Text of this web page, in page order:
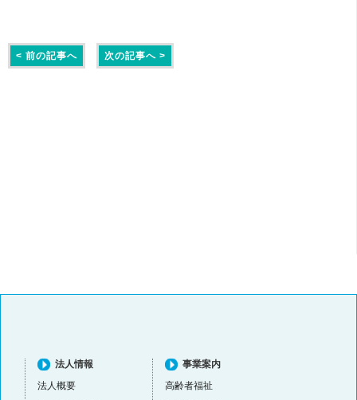
< 前の記事へ 次の記事へ >
法人情報
法人概要
事業案内
高齢者福祉